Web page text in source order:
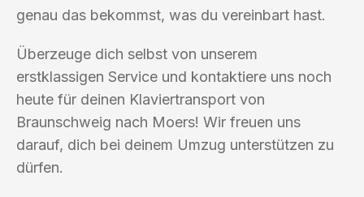
genau das bekommst, was du vereinbart hast.
Überzeuge dich selbst von unserem
erstklassigen Service und kontaktiere uns noch
heute für deinen Klaviertransport von
Braunschweig nach Moers! Wir freuen uns
darauf, dich bei deinem Umzug unterstützen zu
dürfen.